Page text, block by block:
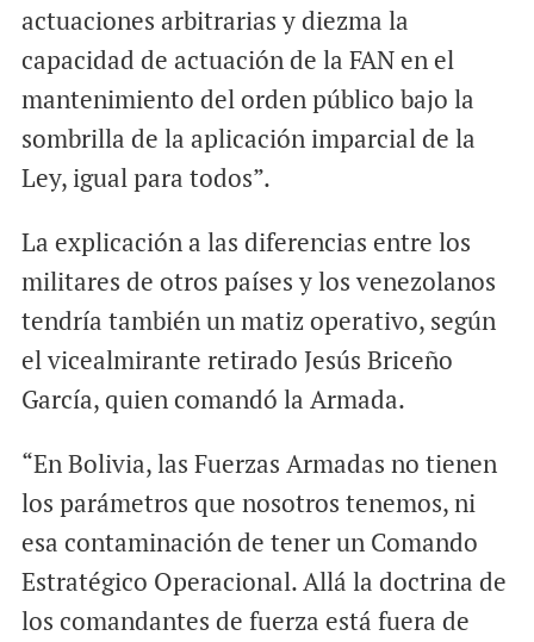
actuaciones arbitrarias y diezma la
capacidad de actuación de la FAN en el
mantenimiento del orden público bajo la
sombrilla de la aplicación imparcial de la
Ley, igual para todos”.
La explicación a las diferencias entre los
militares de otros países y los venezolanos
tendría también un matiz operativo, según
el vicealmirante retirado Jesús Briceño
García, quien comandó la Armada.
“En Bolivia, las Fuerzas Armadas no tienen
los parámetros que nosotros tenemos, ni
esa contaminación de tener un Comando
Estratégico Operacional. Allá la doctrina de
los comandantes de fuerza está fuera de